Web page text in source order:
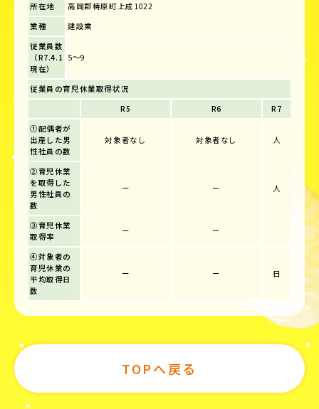
所在地
高岡郡梼原町上成1022
業種
建設業
従業員数
（R7.4.1
現在）
5～9
従業員の育児休業取得状況
R5
R6
R7
①配偶者が
出産した男
性社員の数
対象者なし 対象者なし 人
②育児休業
を取得した
男性社員の
数
ー ー 人
③育児休業
取得率
ー ー
④対象者の
育児休業の
平均取得日
数
ー ー 日
TOPへ戻る